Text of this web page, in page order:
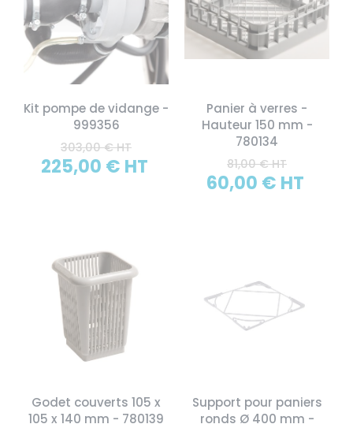
Kit pompe de vidange -
999356
303,00 € HT
225,00 € HT
Panier à verres -
Hauteur 150 mm -
780134
81,00 € HT
60,00 € HT
Godet couverts 105 x
105 x 140 mm - 780139
Support pour paniers
ronds Ø 400 mm -